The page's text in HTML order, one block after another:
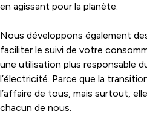
en agissant pour la planète.
Nous développons également
faciliter le suivi de votre
une utilisation plus responsable
l’électricité. Parce que la
l’affaire de tous, mais surtout,
chacun de nous.